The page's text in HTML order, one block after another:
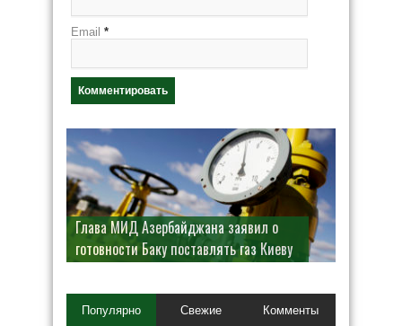
Email *
Глава МИД Азербайджана заявил о
готовности Баку поставлять газ Киеву
Популярно Свежие Комменты